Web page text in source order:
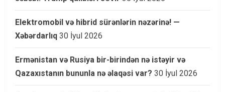
Elektromobil və hibrid sürənlərin nəzərinə! —
Xəbərdarlıq 30 İyul 2026
Ermənistan və Rusiya bir-birindən nə istəyir və
Qazaxıstanın bununla nə əlaqəsi var? 30 İyul 2026